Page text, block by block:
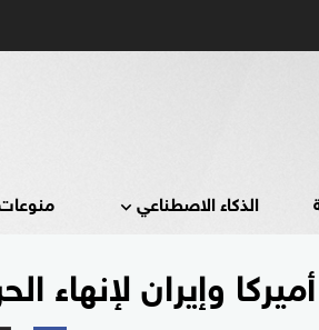
الذكاء الاصطناعي
وإيران لإنهاء